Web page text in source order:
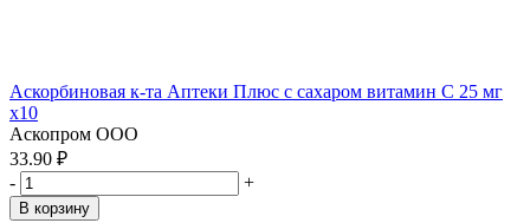
Аскорбиновая к-та Аптеки Плюс с сахаром витамин С 25 мг
x10
Аскопром ООО
33.90 ₽
-
+
В корзину